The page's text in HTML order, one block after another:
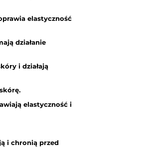
elastyczność
działanie
i działają
elastyczność i
i chronią przed